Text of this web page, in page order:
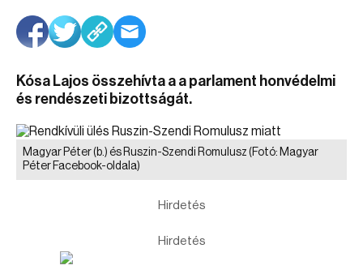
Kósa Lajos összehívta a a parlament honvédelmi
és rendészeti bizottságát.
Magyar Péter (b.) és Ruszin-Szendi Romulusz (Fotó: Magyar
Péter Facebook-oldala)
Hirdetés
Hirdetés